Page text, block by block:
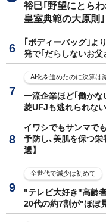
裕巳｢野望にとら
皇室典範の大原則｣
｢ボディーバッグ｣
発で｢だらしないお
AI化を進めたのに決算は
一流企業ほど｢働か
菱UFJも逃れられな
イワシでもサンマで
予防し､美肌を保つ
選】
全世代で減少は初めて
"テレビ大好き"高齢
20代の約7割が"ほぼ